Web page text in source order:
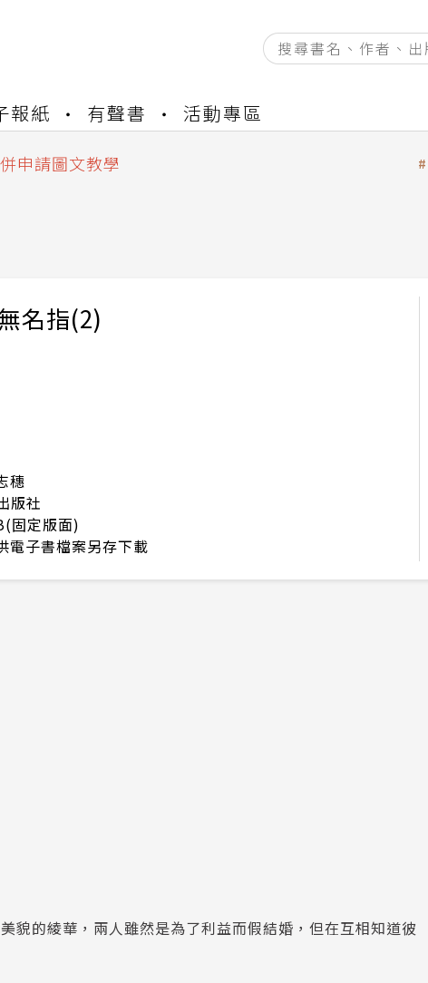
報紙 有聲書 活動專區
請
申請圖文教學
名指(2)
穗
版社
固定版面)
電子書檔案另存下載
貌的綾華，兩人雖然是為了利益而假結婚，但在互相知道彼